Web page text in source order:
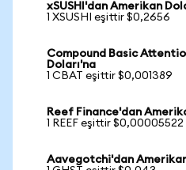
xSUSHI'dan Amerikan
1 XSUSHI eşittir $0,2656
Compound Basic
Doları'na
1 CBAT eşittir $0,001389
Reef Finance'dan
1 REEF eşittir $0,00005522
Aavegotchi'dan